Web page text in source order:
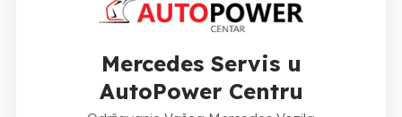
Mercedes Servis u
AutoPower Centru